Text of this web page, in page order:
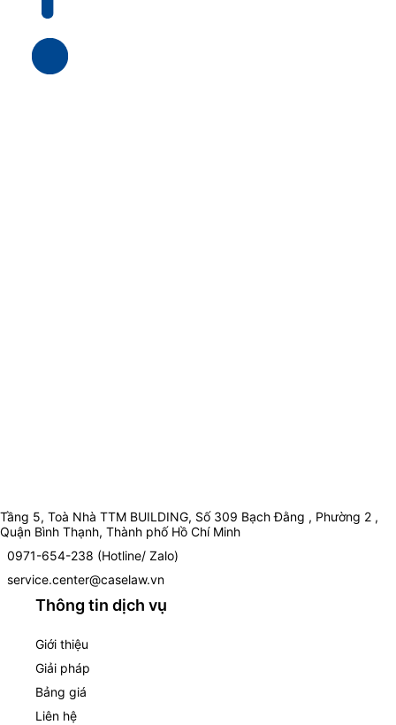
Tầng 5, Toà Nhà TTM BUILDING, Số 309 Bạch Đằng , Phường 2 ,
Quận Bình Thạnh, Thành phố Hồ Chí Minh
0971-654-238 (Hotline/ Zalo)
service.center@caselaw.vn
Thông tin dịch vụ
Giới thiệu
Giải pháp
Bảng giá
Liên hệ